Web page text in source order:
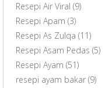
Resepi Air Viral (9)
Resepi Apam (3)
Resepi As Zulqa (11)
Resepi Asam Pedas (5)
Resepi Ayam (51)
resepi ayam bakar (9)